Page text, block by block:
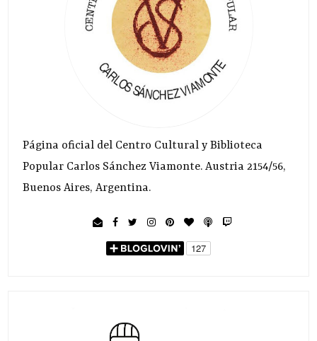
Página oficial del Centro Cultural y Biblioteca
Popular Carlos Sánchez Viamonte. Austria 2154/56,
Buenos Aires, Argentina.